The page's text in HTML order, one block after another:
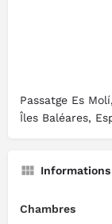
Passatge Es
Îles Baléares,
Chambres